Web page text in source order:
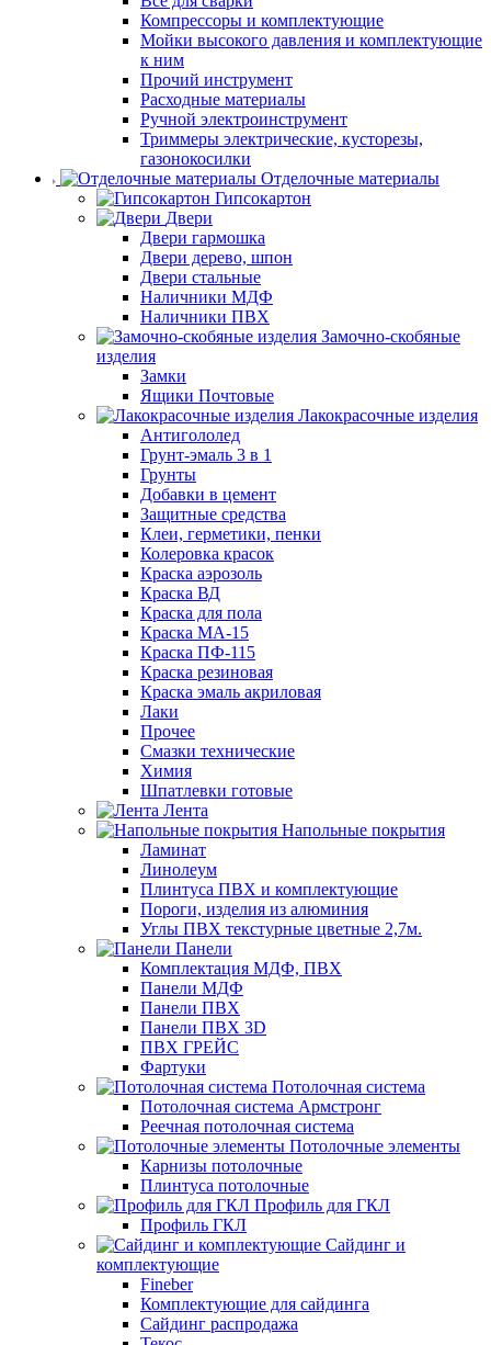
Компрессоры и комплектующие
Мойки высокого давления и комплектующие
к ним
Прочий инструмент
Расходные материалы
Ручной электроинструмент
Триммеры электрические, кусторезы,
газонокосилки
Отделочные материалы
Гипсокартон
Двери
Двери гармошка
Двери дерево, шпон
Двери стальные
Наличники МДФ
Наличники ПВХ
Замочно-скобяные
изделия
Замки
Ящики Почтовые
Лакокрасочные изделия
Антигололед
Грунт-эмаль 3 в 1
Грунты
Добавки в цемент
Защитные средства
Клеи, герметики, пенки
Колеровка красок
Краска аэрозоль
Краска ВД
Краска для пола
Краска МА-15
Краска ПФ-115
Краска резиновая
Краска эмаль акриловая
Лаки
Прочее
Смазки технические
Химия
Шпатлевки готовые
Лента
Напольные покрытия
Ламинат
Линолеум
Плинтуса ПВХ и комплектующие
Пороги, изделия из алюминия
Углы ПВХ текстурные цветные 2,7м.
Панели
Комплектация МДФ, ПВХ
Панели МДФ
Панели ПВХ
Панели ПВХ 3D
ПВХ ГРЕЙС
Фартуки
Потолочная система
Потолочная система Армстронг
Реечная потолочная система
Потолочные элементы
Карнизы потолочные
Плинтуса потолочные
Профиль для ГКЛ
Профиль ГКЛ
Сайдинг и
комплектующие
Fineber
Комплектующие для сайдинга
Сайдинг распродажа